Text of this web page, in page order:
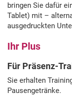
bringen Sie dafür
Tablet) mit –
ausgedruckten
Ihr Plus
Für Präsenz-
Sie erhalten
Pausengetränke.